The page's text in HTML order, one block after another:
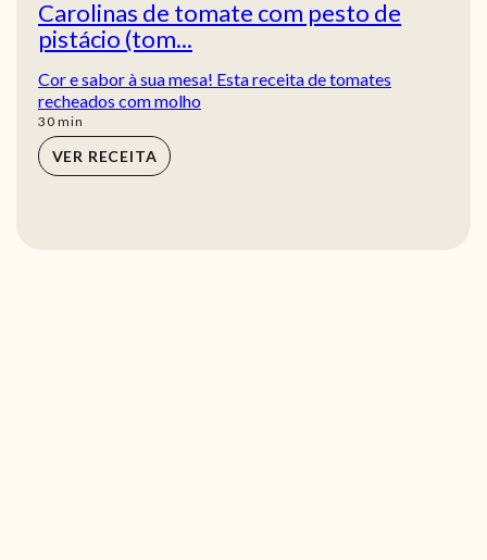
Carolinas de tomate com pesto de
pistácio (tom...
Cor e sabor à sua mesa! Esta receita de tomates
recheados com molho
30min
min
VER RECEITA